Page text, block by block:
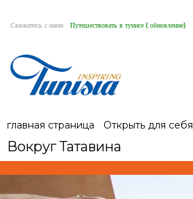
Aller
principal
Свяжитесь с нами Путешествовать в тунисе ( обновление)
Vous
êtes
ici
главная страница Открыть для себя
Вокруг Татавина